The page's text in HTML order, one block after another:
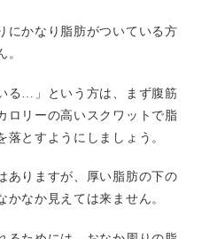
にかなり脂肪がついている方
。
る…」という方は、まず腹筋
ロリーの高いスクワットで脂
落とすようにしましょう。
ありますが、厚い脂肪の下の
なか見えては来ません。